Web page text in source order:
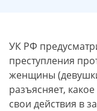
УК РФ
преступления
женщины
разъясняет,
свои действия в